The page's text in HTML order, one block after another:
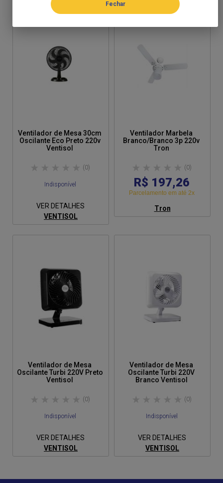
Ventilador de Mesa 30cm
Oscilante Eco Preto 220v
Ventisol
(0)
Indisponível
VER DETALHES
VENTISOL
Ventilador Marbela
Branco/Branco 3p 220v
Tron
(0)
R$ 197,26
Parcelamento em até 2x
Tron
Ventilador de Mesa
Oscilante Turbi 220V Preto
Ventisol
(0)
Indisponível
VER DETALHES
VENTISOL
Ventilador de Mesa
Oscilante Turbi 220V
Branco Ventisol
(0)
Indisponível
VER DETALHES
VENTISOL